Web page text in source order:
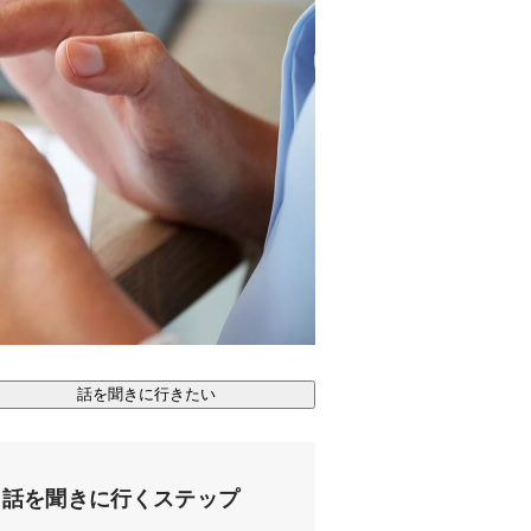
話を聞きに行きたい
話を聞きに行くステップ